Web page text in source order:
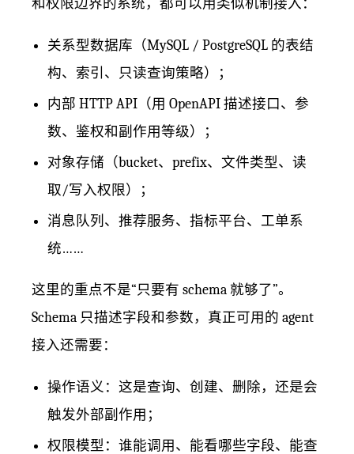
和权限边界的系统，都可以用类似机制接入：
关系型数据库（MySQL / PostgreSQL 的表结
构、索引、只读查询策略）；
内部 HTTP API（用 OpenAPI 描述接口、参
数、鉴权和副作用等级）；
对象存储（bucket、prefix、文件类型、读
取/写入权限）；
消息队列、推荐服务、指标平台、工单系
统……
这里的重点不是“只要有 schema 就够了”。
Schema 只描述字段和参数，真正可用的 agent
接入还需要：
操作语义：这是查询、创建、删除，还是会
触发外部副作用；
权限模型：谁能调用、能看哪些字段、能查